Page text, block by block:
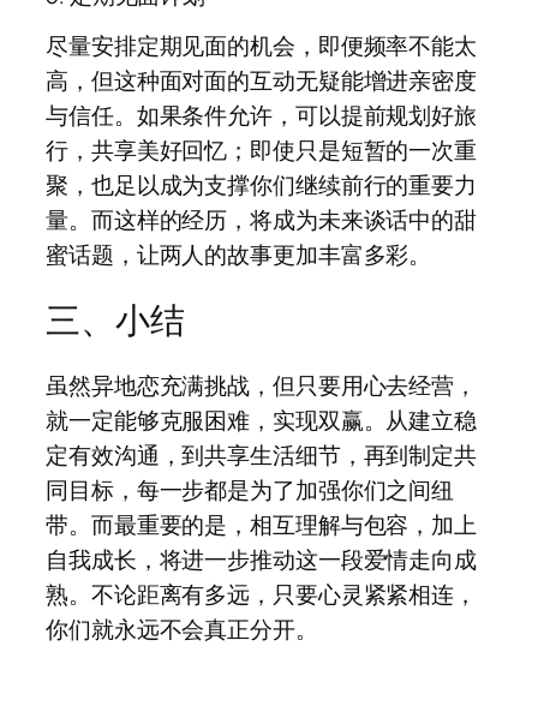
尽量安排定期见面的机会，即便频率不能太
高，但这种面对面的互动无疑能增进亲密度
与信任。如果条件允许，可以提前规划好旅
行，共享美好回忆；即使只是短暂的一次重
聚，也足以成为支撑你们继续前行的重要力
量。而这样的经历，将成为未来谈话中的甜
蜜话题，让两人的故事更加丰富多彩。
三、小结
虽然异地恋充满挑战，但只要用心去经营，
就一定能够克服困难，实现双赢。从建立稳
定有效沟通，到共享生活细节，再到制定共
同目标，每一步都是为了加强你们之间纽
带。而最重要的是，相互理解与包容，加上
自我成长，将进一步推动这一段爱情走向成
熟。不论距离有多远，只要心灵紧紧相连，
你们就永远不会真正分开。